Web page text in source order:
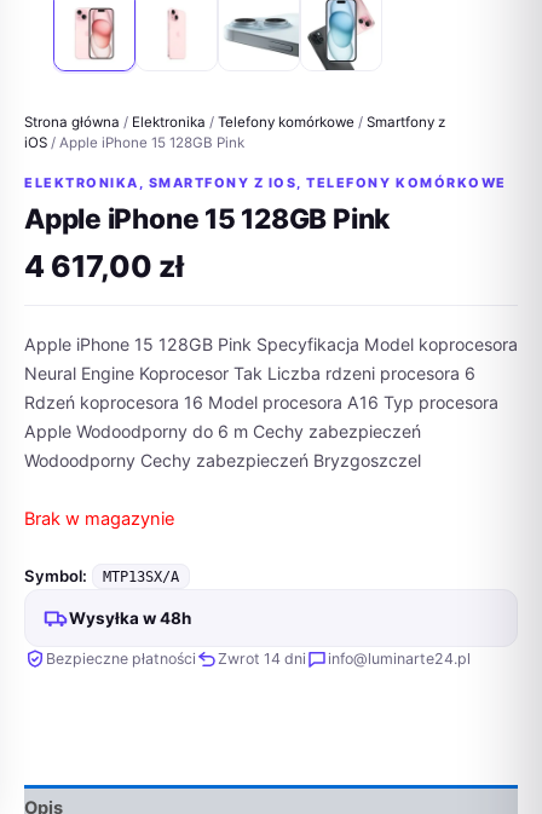
Strona główna / Elektronika / Telefony komórkowe / Smartfony z
iOS / Apple iPhone 15 128GB Pink
ELEKTRONIKA , SMARTFONY Z IOS,TELEFONY KOMÓRKOWE
Apple iPhone 15 128GB Pink
4 617,00 zł
Apple iPhone 15 128GB Pink Specyfikacja Model koprocesora
Neural Engine Koprocesor Tak Liczba rdzeni procesora 6
Rdzeń koprocesora 16 Model procesora A16 Typ procesora
Apple Wodoodporny do 6 m Cechy zabezpieczeń
Wodoodporny Cechy zabezpieczeń Bryzgoszczel
Brak w magazynie
Symbol: MTP13SX/A
Wysyłka w 48h
Bezpieczne płatności Zwrot 14 dni info@luminarte24.pl
Opis